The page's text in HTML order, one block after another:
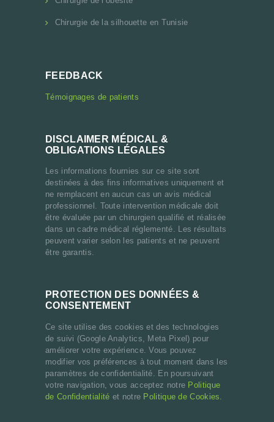
Chirurgie de la silhouette en Tunisie
FEEDBACK
Témoignages de patients
DISCLAIMER MÉDICAL &
OBLIGATIONS LÉGALES
Les informations fournies sur ce site sont
destinées à des fins informatives uniquement et
ne remplacent en aucun cas un avis médical
professionnel. Toute intervention médicale doit
être évaluée par un chirurgien qualifié et réalisée
dans un cadre médical réglementé. Les résultats
peuvent varier selon les patients et ne peuvent
être garantis.
PROTECTION DES DONNÉES &
CONSENTEMENT
Ce site utilise des cookies et des technologies
de suivi (Google Analytics, Meta Pixel) pour
améliorer votre expérience. Vous pouvez
modifier vos préférences à tout moment dans les
paramètres de confidentialité. En poursuivant
votre navigation, vous acceptez notre Politique
de Confidentialité et notre Politique de Cookies.